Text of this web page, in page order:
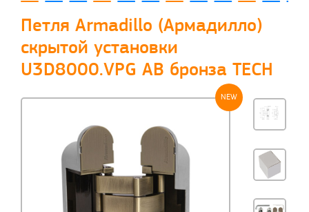
Петля Armadillo (Армадилло)
скрытой установки
U3D8000.VPG AB бронза TECH
NEW